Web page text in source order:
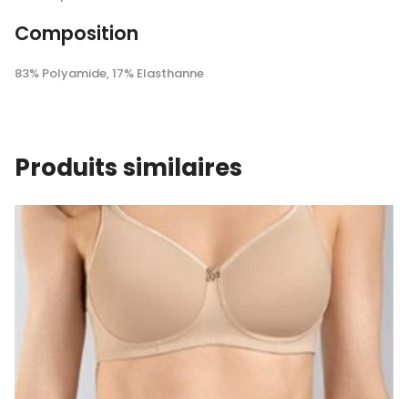
Composition
83% Polyamide, 17% Elasthanne
Produits similaires